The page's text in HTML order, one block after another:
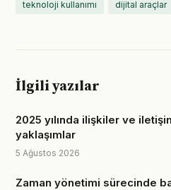
teknoloji kullanımı dijital araçlar
İlgili yazılar
2025 yılında ilişkiler ve
yaklaşımlar
5 Ağustos 2026
Zaman yönetimi sürecinde